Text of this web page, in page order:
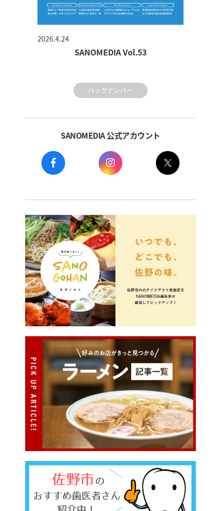
SANOMEDIA Vol.53
2026.4.24
バックナンバー
SANOMEDIA 公式アカウント